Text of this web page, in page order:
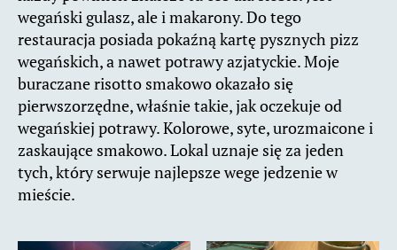
wegański gulasz, ale i makarony. Do tego
restauracja posiada pokaźną kartę pysznych pizz
wegańskich, a nawet potrawy azjatyckie. Moje
buraczane risotto smakowo okazało się
pierwszorzędne, właśnie takie, jak oczekuje od
wegańskiej potrawy. Kolorowe, syte, urozmaicone i
zaskaujące smakowo. Lokal uznaje się za jeden
tych, który serwuje najlepsze wege jedzenie w
mieście.